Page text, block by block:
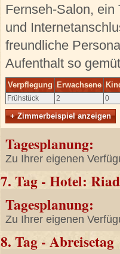
Fernseh-Salon, ein
und
freundliche
Aufenthalt so
Verpflegung Erwachsene
Frühstück 2 0
+ Zimmerbeispiel anzeigen
Tagesplanung:
Zu Ihrer eigenen
7. Tag - Hotel:
Tagesplanung:
Zu Ihrer eigenen
8. Tag - Abreisetag